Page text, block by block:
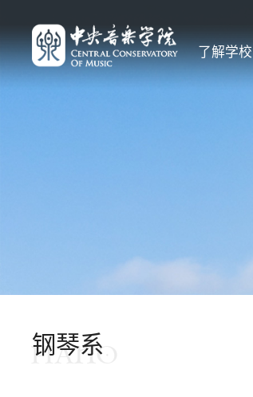
了解学校
钢琴系
PIANO